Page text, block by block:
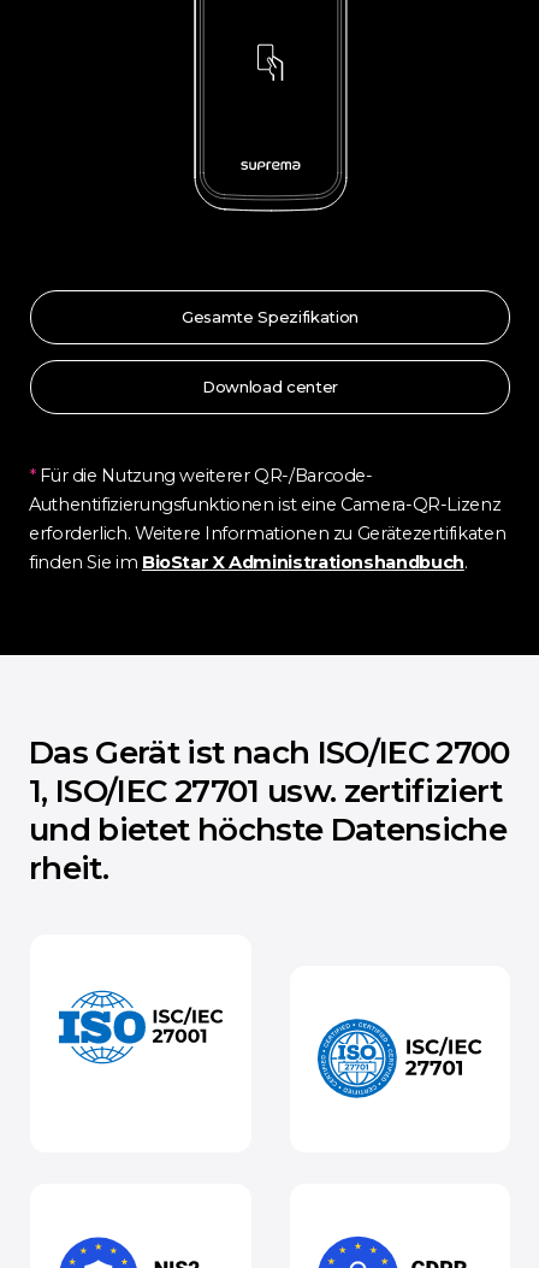
Gesamte Spezifikation
Download center
*Für die Nutzung weiterer QR-/Barcode-
Authentifizierungsfunktionen ist eine Camera-QR-Lizenz
erforderlich. Weitere Informationen zu Gerätezertifikaten
finden Sie im BioStar X Administrationshandbuch.
Das Gerät ist nach ISO/IEC 2700
1, ISO/IEC 27701 usw. zertifiziert
und bietet höchste Datensiche
rheit.